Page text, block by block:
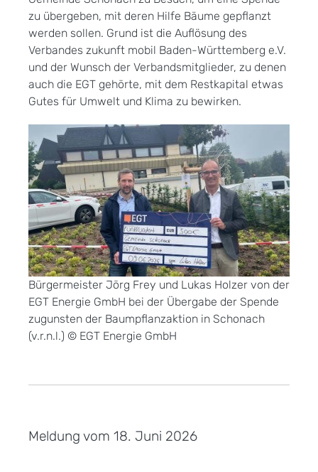
Bürgermeister Jörg Frey und Lukas Holzer von der
EGT Energie GmbH bei der Übergabe der Spende
zugunsten der Baumpflanzaktion in Schonach
(v.r.n.l.) © EGT Energie GmbH
zu übergeben, mit deren Hilfe Bäume gepflanzt
werden sollen. Grund ist die Auflösung des
Verbandes zukunft mobil Baden-Württemberg e.V.
und der Wunsch der Verbandsmitglieder, zu denen
auch die EGT gehörte, mit dem Restkapital etwas
Gutes für Umwelt und Klima zu bewirken.
Meldung vom 18. Juni 2026